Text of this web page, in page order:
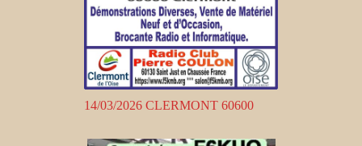
14/03/2026 CLERMONT 60600